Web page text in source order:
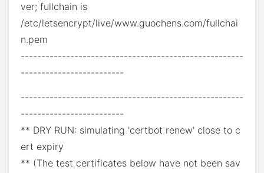
ver; fullchain is
/etc/letsencrypt/live/www.guochens.com/fullchai
n.pem
------------------------------------------------------
-------------------------
------------------------------------------------------
-------------------------
** DRY RUN: simulating 'certbot renew' close to c
ert expiry
** (The test certificates below have not been sav